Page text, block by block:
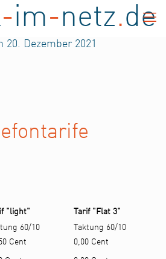
-im-netz.de
20. Dezember 2021